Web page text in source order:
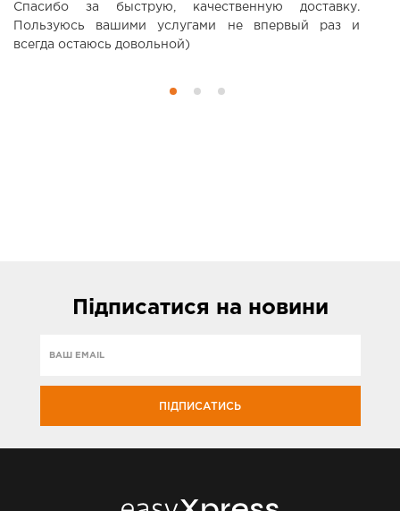
Спасибо за быструю, качественную доставку.
Пользуюсь вашими услугами не впервый раз и
всегда остаюсь довольной)
Підписатися на новини
ПІДПИСАТИСЬ